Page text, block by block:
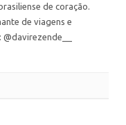
de coração.
de viagens e